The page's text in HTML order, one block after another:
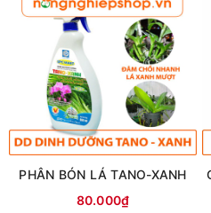
nước). Phân bánh dầu dạng lỏng
pha loãng và tưới gốc hoặc
ủ. Rất tiện lợi, dễ sử dụng và
Hàm lượng
sinh trưởng
hàm lượng đạm cực kì cao. Bên
lavamix này có thêm các thành
PHÂN BÓN LÁ TANO-XANH
80.000₫